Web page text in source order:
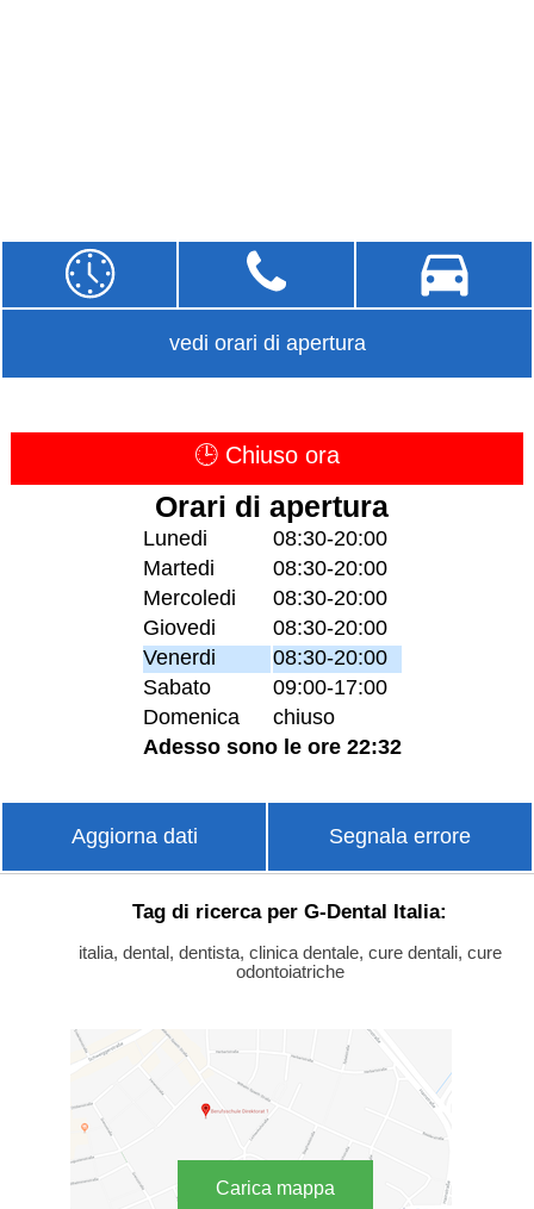
vedi orari di apertura
🕒 Chiuso ora
Orari di apertura
Lunedi
08:30-20:00
Martedi
08:30-20:00
Mercoledi
08:30-20:00
Giovedi
08:30-20:00
Venerdi
08:30-20:00
Sabato
09:00-17:00
Domenica
chiuso
Adesso sono le ore 22:32
Aggiorna dati Segnala errore
Tag di ricerca per G-Dental Italia:
italia, dental, dentista, clinica dentale, cure dentali, cure
odontoiatriche
Carica mappa